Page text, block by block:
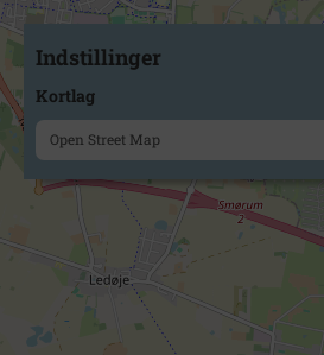
Indstillinger
Kortlag
Open Street Map